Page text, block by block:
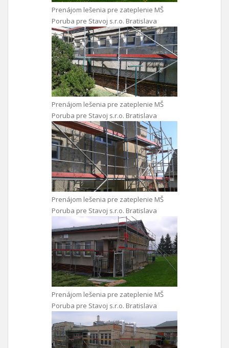
Prenájom lešenia pre zateplenie MŠ
Poruba pre Stavoj s.r.o. Bratislava
Prenájom lešenia pre zateplenie MŠ
Poruba pre Stavoj s.r.o. Bratislava
Prenájom lešenia pre zateplenie MŠ
Poruba pre Stavoj s.r.o. Bratislava
Prenájom lešenia pre zateplenie MŠ
Poruba pre Stavoj s.r.o. Bratislava